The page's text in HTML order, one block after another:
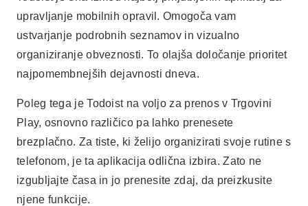
upravljanje mobilnih opravil. Omogoča vam
ustvarjanje podrobnih seznamov in vizualno
organiziranje obveznosti. To olajša določanje prioritet
najpomembnejših dejavnosti dneva.
Poleg tega je Todoist na voljo za prenos v Trgovini
Play, osnovno različico pa lahko prenesete
brezplačno. Za tiste, ki želijo organizirati svoje rutine s
telefonom, je ta aplikacija odlična izbira. Zato ne
izgubljajte časa in jo prenesite zdaj, da preizkusite
njene funkcije.